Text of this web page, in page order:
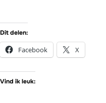
Dit delen:
Facebook X
Vind ik leuk: